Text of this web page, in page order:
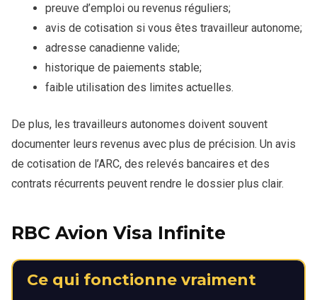
preuve d’emploi ou revenus réguliers;
avis de cotisation si vous êtes travailleur autonome;
adresse canadienne valide;
historique de paiements stable;
faible utilisation des limites actuelles.
De plus, les travailleurs autonomes doivent souvent
documenter leurs revenus avec plus de précision. Un avis
de cotisation de l’ARC, des relevés bancaires et des
contrats récurrents peuvent rendre le dossier plus clair.
RBC Avion Visa Infinite
Ce qui fonctionne vraiment